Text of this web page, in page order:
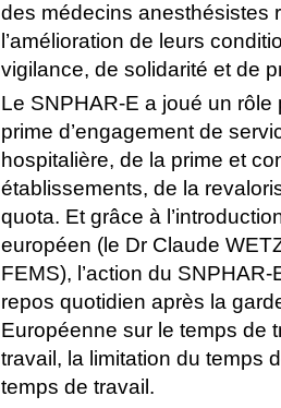
des médecins anesthésistes
l’amélioration de leurs
vigilance, de solidarité et de
Le SNPHAR-E a joué un rôle
prime d’engagement de
hospitalière, de la prime et
établissements, de la
quota. Et grâce à
européen (le Dr Claude
FEMS), l’action du
repos quotidien après la
Européenne sur le temps de
travail, la limitation du temps
temps de travail.